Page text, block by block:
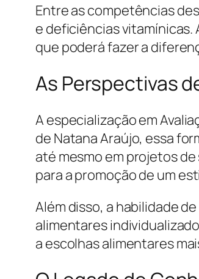
Entre as competências
e deficiências vitamínicas.
que poderá fazer a
As Perspectivas
A especialização em
de Natana Araújo, essa
até mesmo em projetos
para a promoção de um
Além disso, a habilidade
alimentares
a escolhas alimentares